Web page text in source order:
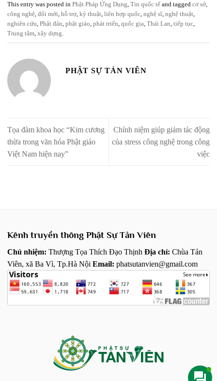
This entry was posted in Phật Pháp Ứng Dụng, Tin quốc tế and tagged cơ sở,
công nghệ, đổi mới, hỗ trợ, kỷ thuật, liên hợp quốc, nghệ sĩ, nghệ thuật,
nghiên cứu, Phật đản, phật giáo, phát triển, quốc gia, Thái Lan, tiếp tục,
Trung tâm, xây dựng.
PHẬT SỰ TẢN VIÊN
Tọa đàm khoa học “Kim cương
thừa trong văn hóa Phật giáo
Việt Nam hiện nay”
Chính niệm giúp giảm tác động
của stress công nghệ trong công
việc
Kênh truyền thông Phật Sự Tản Viên
Chủ nhiệm: Thượng Tọa Thích Đạo Thịnh Địa chỉ: Chùa Tản
Viên, xã Ba Vì, Tp.Hà Nội Email: phatsutanvien@gmail.com